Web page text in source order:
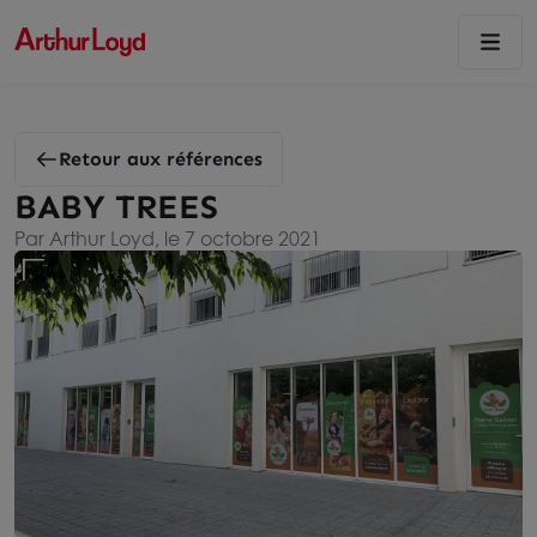
Retour aux références
BABY TREES
Par Arthur Loyd, le 7 octobre 2021